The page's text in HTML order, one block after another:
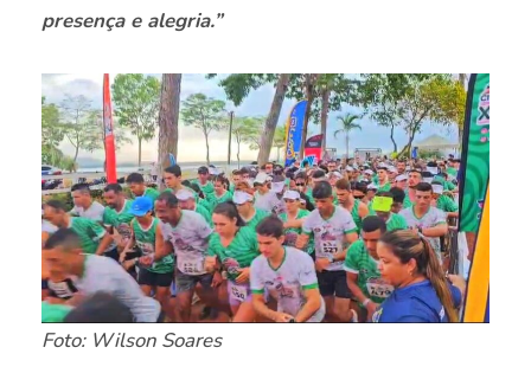
presença e alegria.”
Foto: Wilson Soares